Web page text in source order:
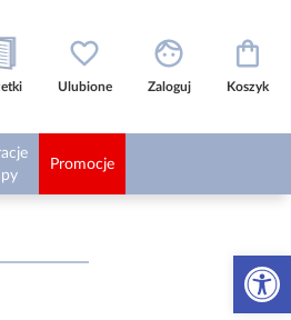
Otwórz
Ulubione Zaloguj Koszyk
Promocje